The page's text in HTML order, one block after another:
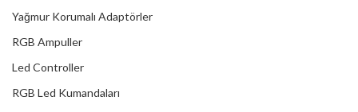
Yağmur Korumalı Adaptörler
RGB Ampuller
Led Controller
RGB Led Kumandaları